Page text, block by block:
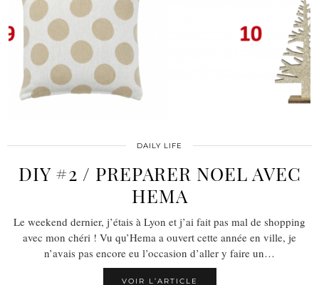
DAILY LIFE
DIY #2 / PREPARER NOEL AVEC
HEMA
Le weekend dernier, j’étais à Lyon et j’ai fait pas mal de shopping
avec mon chéri ! Vu qu’Hema a ouvert cette année en ville, je
n’avais pas encore eu l’occasion d’aller y faire un…
VOIR L’ARTICLE